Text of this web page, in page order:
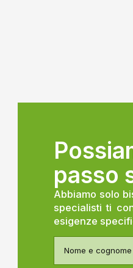
passo
Abbiamo solo
specialisti ti
esigenze